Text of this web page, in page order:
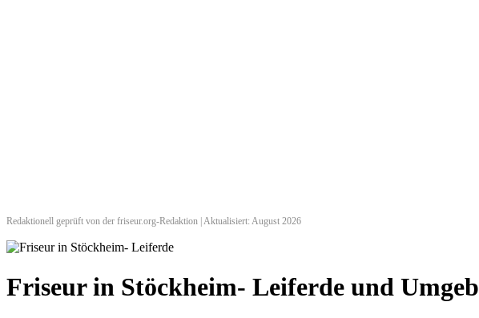
Redaktionell geprüft von der friseur.org-Redaktion | Aktualisiert: August 2026
Friseur in Stöckheim- Leiferde und